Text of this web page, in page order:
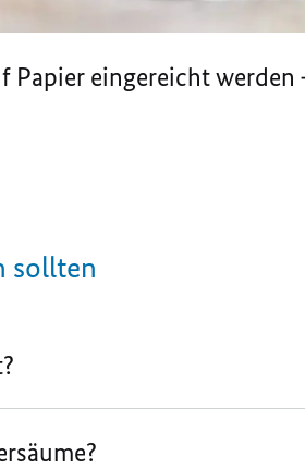
Papier eingereicht
sollten